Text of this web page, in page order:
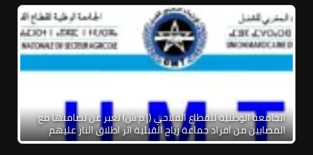
الجامعة الوطنية للقطاع الفلاحي (إ.م.ش) تعبر عن تضامنها مع
المصابين من افراد جماعة رياح القبلية اثر اطلاق النار عليهم